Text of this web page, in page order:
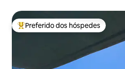
Entre os melhores preferidos dos
Preferido dos hóspedes